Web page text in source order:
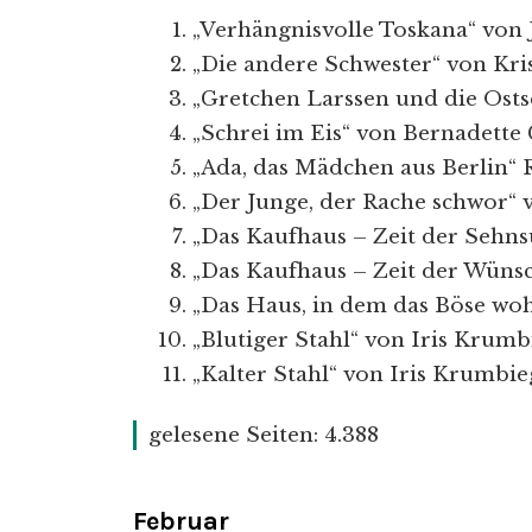
„Verhängnisvolle Toskana“
„Die andere Schwester“ von
„Gretchen Larssen und die
„Schrei im Eis“ von
„Ada, das Mädchen aus
„Der Junge, der Rache
„Das Kaufhaus – Zeit der
„Das Kaufhaus – Zeit der
„Das Haus, in dem das Böse
„Blutiger Stahl“ von Iris
„Kalter Stahl“ von Iris
gelesene Seiten: 4.388
Februar